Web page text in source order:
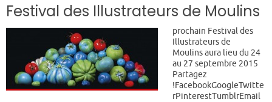
Festival des Illustrateurs de Moulins
prochain Festival des
Illustrateurs de
Moulins aura lieu du 24
au 27 septembre 2015
Partagez
!FacebookGoogleTwitte
rPinterestTumblrEmail